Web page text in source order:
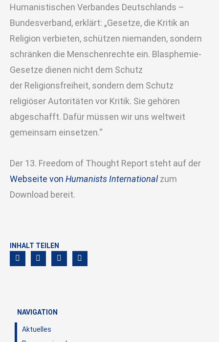
NAVIGATION
Aktuelles
Humanistischen Verbandes Deutschlands –
Bundesverband, erklärt: „Gesetze, die Kritik an
Religion verbieten, schützen niemanden, sondern
schränken die Menschenrechte ein. Blasphemie-
Gesetze dienen nicht dem Schutz
der Religionsfreiheit, sondern dem Schutz
religiöser Autoritäten vor Kritik. Sie gehören
abgeschafft. Dafür müssen wir uns weltweit
gemeinsam einsetzen.“
Der 13. Freedom of Thought Report steht auf der
Webseite von Humanists Internationalzum
Download bereit.
INHALT TEILEN